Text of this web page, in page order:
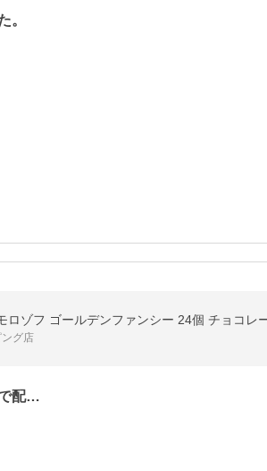
。
ロゾフ ゴールデンファンシー 24個 チョコレ
グ店
配…